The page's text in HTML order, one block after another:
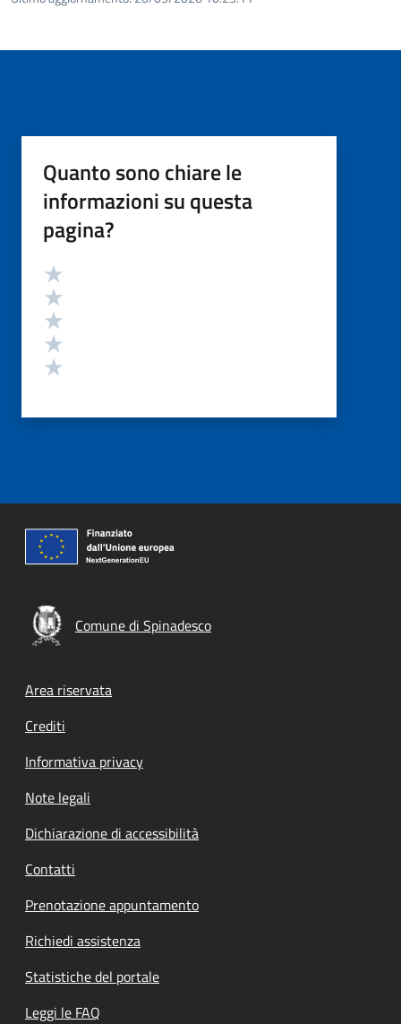
Quanto sono chiare le
informazioni su questa
pagina?
Valutazione
Comune di Spinadesco
Footer menu
Area riservata
Crediti
Informativa privacy
Note legali
Dichiarazione di accessibilità
Contatti
Prenotazione appuntamento
Richiedi assistenza
Statistiche del portale
Leggi le FAQ